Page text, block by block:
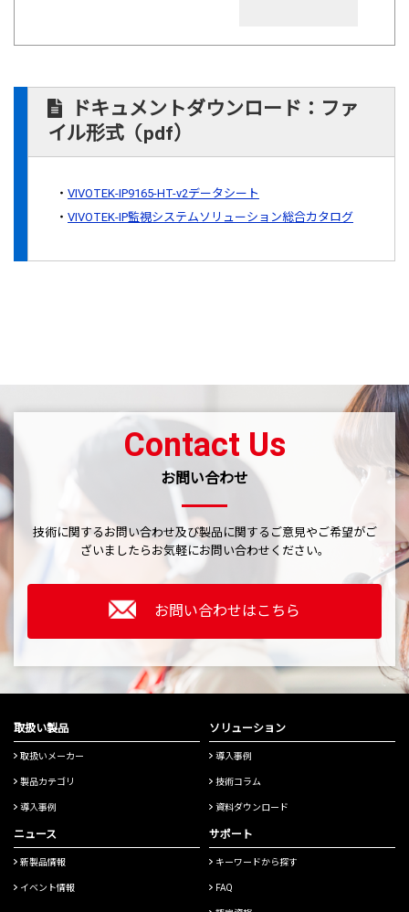
ドキュメントダウンロード：ファ
イル形式（pdf）
VIVOTEK-IP9165-HT-v2データシート
VIVOTEK-IP監視システムソリューション総合カタログ
Contact Us
お問い合わせ
技術に関するお問い合わせ及び製品に関するご意見やご希望がご
ざいましたら お気軽にお問い合わせください。
お問い合わせはこちら
取扱い製品
取扱いメーカー
製品カテゴリ
導入事例
ソリューション
導入事例
技術コラム
資料ダウンロード
ニュース
新製品情報
イベント情報
サポート
キーワードから探す
FAQ